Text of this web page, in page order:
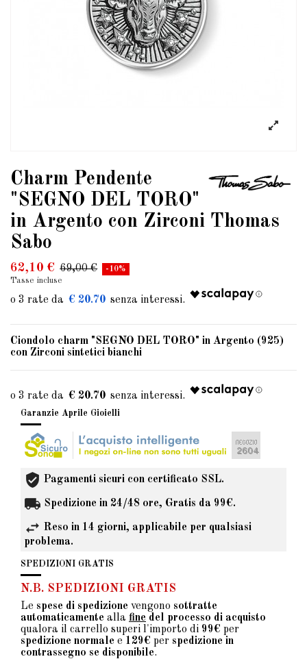
Charm Pendente
"SEGNO DEL TORO"
in Argento con Zirconi Thomas
Sabo
62,10 € 69,00 € -10%
Tasse incluse
€ 20.70
Ciondolo charm "SEGNO DEL TORO" in Argento (925)
con Zirconi sintetici bianchi
€ 20.70
Garanzie Aprile Gioielli
Pagamenti sicuri con certificato SSL.
Spedizione in 24/48 ore, Gratis da 99€.
Reso in 14 giorni, applicabile per qualsiasi
problema.
SPEDIZIONI GRATIS
N.B. SPEDIZIONI GRATIS
Le spese di spedizione vengono sottratte
automaticamente alla fine del processo di acquisto
qualora il carrello superi l'importo di 99€ per
spedizione normale e 129€ per spedizione in
contrassegno se disponibile.